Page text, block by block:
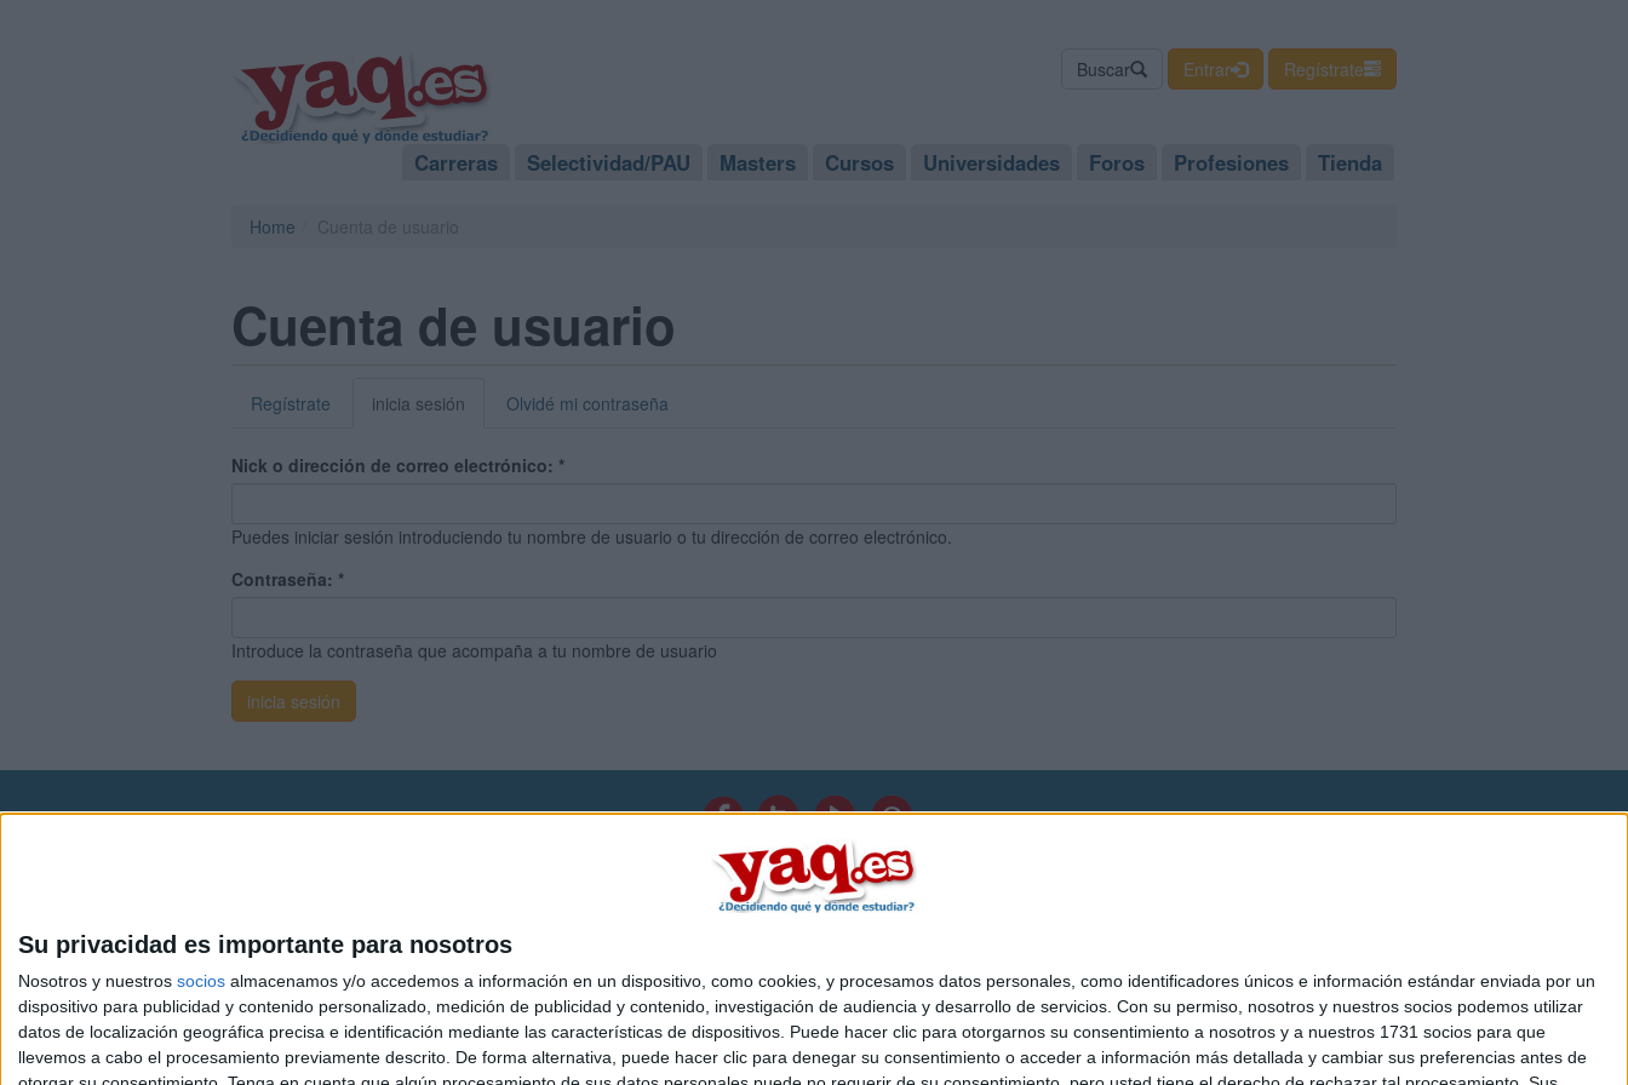
Su privacidad es importante para nosotros
Nosotros y nuestros socios almacenamos y/o accedemos a información en un dispositivo, como cookies, y procesamos datos personales, como identificadores únicos e información estándar enviada por un
dispositivo para publicidad y contenido personalizado, medición de publicidad y contenido, investigación de audiencia y desarrollo de servicios. Con su permiso, nosotros y nuestros socios podemos utilizar
datos de localización geográfica precisa e identificación mediante las características de dispositivos. Puede hacer clic para otorgarnos su consentimiento a nosotros y a nuestros 1731 socios para que
llevemos a cabo el procesamiento previamente descrito. De forma alternativa, puede hacer clic para denegar su consentimiento o acceder a información más detallada y cambiar sus preferencias antes de
Buscar Entrar Regístrate
Carreras Selectividad/PAU Masters Cursos Universidades Foros Profesiones Tienda
Home
Cuenta de usuario
Regístrate inicia sesión Olvidé mi contraseña
Nick o dirección de correo electrónico: *
Puedes iniciar sesión introduciendo tu nombre de usuario o tu dirección de correo electrónico.
Contraseña: *
Introduce la contraseña que acompaña a tu nombre de usuario
Quiénes somos| Contactar|Anúnciate
Politica de privacidad|Condiciones generales
- Diego de León 47 - 28006 Madrid [ESPAÑA] - Tel. +34 91 593 2767